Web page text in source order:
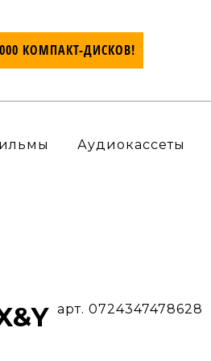
КОМПАКТ-ДИСКОВ!
Аудиокассеты
арт. 0724347478628